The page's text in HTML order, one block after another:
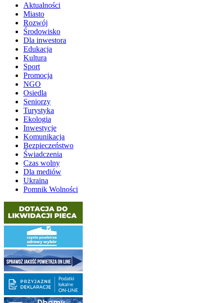
Aktualności
Miasto
Rozwój
Środowisko
Dla inwestora
Edukacja
Kultura
Sport
Promocja
NGO
Osiedla
Seniorzy
Turystyka
Ekologia
Inwestycje
Komunikacja
Bezpieczeństwo
Świadczenia
Czas wolny
Dla mediów
Ukraina
Pomnik Wolności